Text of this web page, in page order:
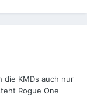
die KMDs auch nur
Rogue One